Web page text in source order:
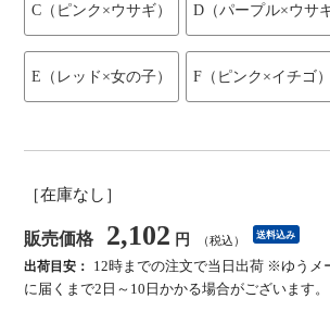
C（ピンク×ウサギ） D（パープル×ウサギ
E（レッド×女の子） F（ピンク×イチゴ）
［在庫なし］
販売価格 2,102 円 （税込） 送料込み
出荷目安：
12時までの注文で当日出荷 ※ゆうメ
に届くまで2日～10日かかる場合がございます。